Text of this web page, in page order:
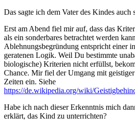
Das sagte ich dem Vater des Kindes auch
Erst am Abend fiel mir auf, dass das
als ein sonderbares betrachtet werden
Ablehnungsbegründung entspricht einer
geratenen Logik. Weil Du bestimmte
biologische) Kriterien nicht erfüllst,
Chance. Mir fiel der Umgang mit
Zeiten ein. Siehe
https://de.wikipedia.org/wiki/
Habe ich nach dieser Erkenntnis mich
erklärt, das Kind zu unterrichten?